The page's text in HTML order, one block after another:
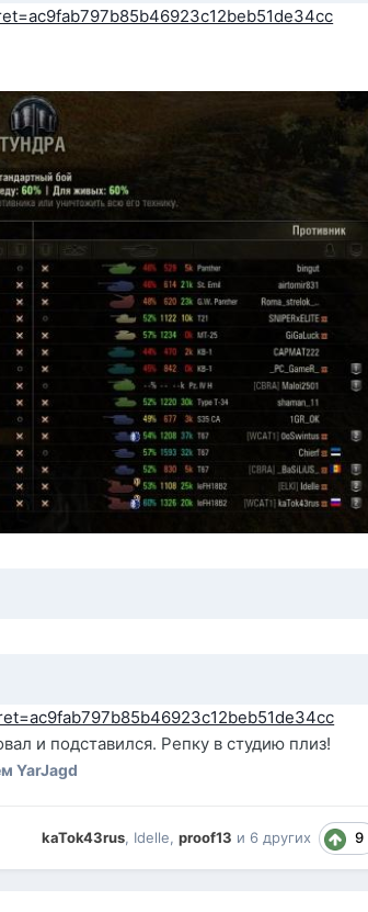
и подставился. Репку в студию плиз!
YarJagd
kaTok43rus, Idelle,proof13 и 6 других 9